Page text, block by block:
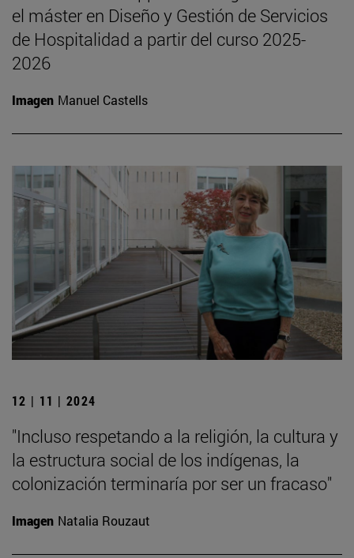
el máster en Diseño y Gestión de Servicios
de Hospitalidad a partir del curso 2025-
2026
Imagen Manuel Castells
12 | 11 | 2024
"Incluso respetando a la religión, la cultura y
la estructura social de los indígenas, la
colonización terminaría por ser un fracaso"
Imagen Natalia Rouzaut